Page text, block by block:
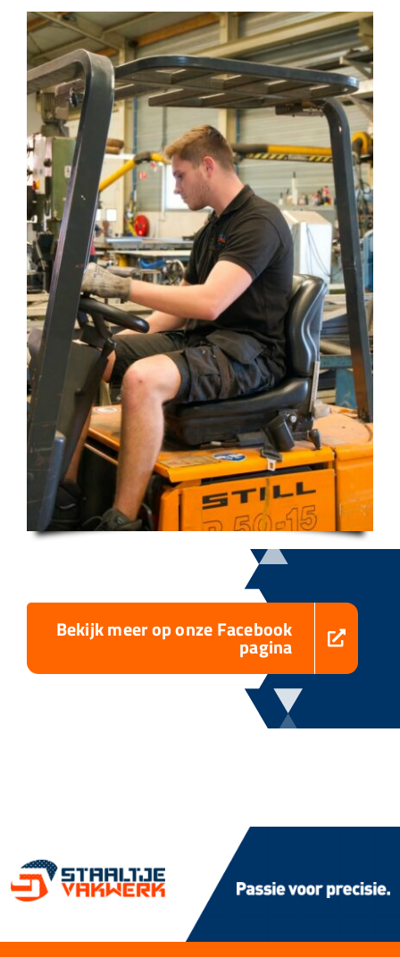
Bekijk meer op onze Facebook
pagina